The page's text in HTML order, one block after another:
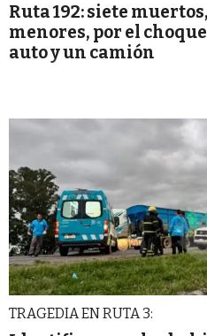
Ruta 192: siete
menores, por el
auto y un camión
TRAGEDIA EN RUTA 3: